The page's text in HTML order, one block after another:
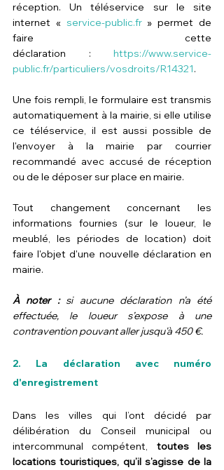
réception. Un téléservice sur le site
internet « service-public.fr » permet de
faire cette
déclaration : https://www.service-
public.fr/particuliers/vosdroits/R14321.
Une fois rempli, le formulaire est transmis
automatiquement à la mairie, si elle utilise
ce téléservice, il est aussi possible de
l'envoyer à la mairie par courrier
recommandé avec accusé de réception
ou de le déposer sur place en mairie.
Tout changement concernant les
informations fournies (sur le loueur, le
meublé, les périodes de location) doit
faire l'objet d'une nouvelle déclaration en
mairie.
À noter : si aucune déclaration n’a été
effectuée, le loueur s’expose à une
contravention pouvant aller jusqu'à 450 €.
2. La déclaration avec numéro
d'enregistrement
Dans les villes qui l’ont décidé par
délibération du Conseil municipal ou
intercommunal compétent, toutes les
locations touristiques, qu’il s’agisse de la